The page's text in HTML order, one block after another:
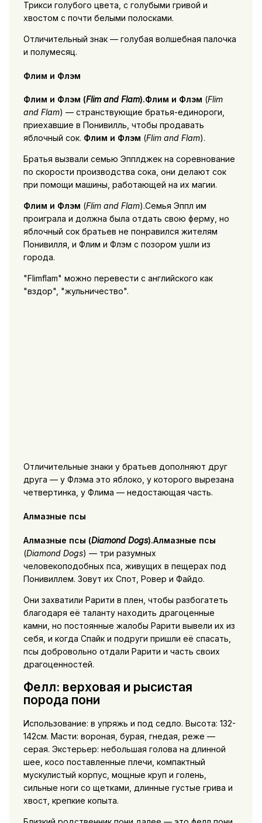
Трикси голубого цвета, с голубыми гривой и
хвостом с почти белыми полосками.
Отличительный знак — голубая волшебная палочка
и полумесяц.
Флим и Флэм
Флим и Флэм (Flim and Flam).Флим и Флэм (Flim
and Flam) — странствующие братья-единороги,
приехавшие в Понивилль, чтобы продавать
яблочный сок. Флим и Флэм (Flim and Flam).
Братья вызвали семью Эпплджек на соревнование
по скорости производства сока, они делают сок
при помощи машины, работающей на их магии.
Флим и Флэм (Flim and Flam).Семья Эппл им
проиграла и должна была отдать свою ферму, но
яблочный сок братьев не понравился жителям
Понивилля, и Флим и Флэм с позором ушли из
города.
Flimflam
можно перевести с английского как
вздор , жульничество .
Отличительные знаки у братьев дополняют друг
друга — у Флэма это яблоко, у которого вырезана
четвертинка, у Флима — недостающая часть.
Алмазные псы
Алмазные псы (Diamond Dogs).Алмазные псы
(Diamond Dogs) — три разумных
человекоподобных пса, живущих в пещерах под
Понивиллем. Зовут их Спот, Ровер и Файдо.
Они захватили Рарити в плен, чтобы разбогатеть
благодаря её таланту находить драгоценные
камни, но постоянные жалобы Рарити вывели их из
себя, и когда Спайк и подруги пришли её спасать,
псы добровольно отдали Рарити и часть своих
драгоценностей.
Фелл: верховая и рысистая
порода пони
Использование: в упряжь и под седло. Высота: 132-
142см. Масти: вороная, бурая, гнедая, реже —
серая. Экстерьер: небольшая голова на длинной
шее, косо поставленные плечи, компактный
мускулистый корпус, мощные круп и голень,
сильные ноги со щетками, длинные густые грива и
хвост, крепкие копыта.